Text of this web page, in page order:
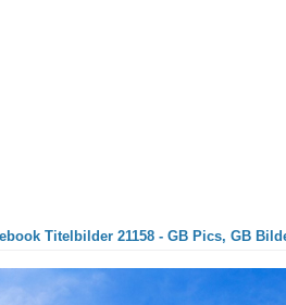
Titelbilder 21158 - GB Pics, GB